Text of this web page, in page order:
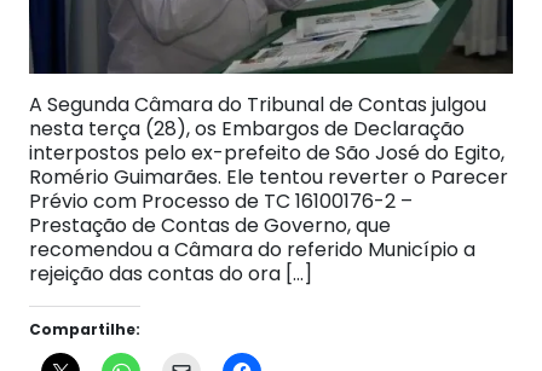
A Segunda Câmara do Tribunal de Contas julgou
nesta terça (28), os Embargos de Declaração
interpostos pelo ex-prefeito de São José do Egito,
Romério Guimarães. Ele tentou reverter o Parecer
Prévio com Processo de TC 16100176-2 –
Prestação de Contas de Governo, que
recomendou a Câmara do referido Município a
rejeição das contas do ora […]
Compartilhe: